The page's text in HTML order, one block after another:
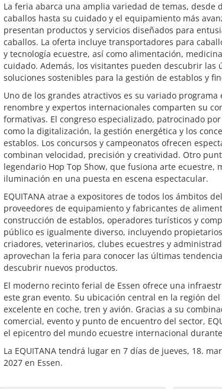
La feria abarca una amplia variedad de temas, desde
caballos hasta su cuidado y el equipamiento más
presentan productos y servicios diseñados para
caballos. La oferta incluye transportadores para
y tecnología ecuestre, así como alimentación,
cuidado. Además, los visitantes pueden descubrir las
soluciones sostenibles para la gestión de establos y
Uno de los grandes atractivos es su variado programa
renombre y expertos internacionales comparten su
formativas. El congreso especializado, patrocinado
como la digitalización, la gestión energética y los
establos. Los concursos y campeonatos ofrecen
combinan velocidad, precisión y creatividad. Otro
legendario Hop Top Show, que fusiona arte ecuestre,
iluminación en una puesta en escena espectacular.
EQUITANA atrae a expositores de todos los ámbitos
proveedores de equipamiento y fabricantes de
construcción de establos, operadores turísticos y
público es igualmente diverso, incluyendo
criadores, veterinarios, clubes ecuestres y
aprovechan la feria para conocer las últimas
descubrir nuevos productos.
El moderno recinto ferial de Essen ofrece una
este gran evento. Su ubicación central en la región
excelente en coche, tren y avión. Gracias a su
comercial, evento y punto de encuentro del sector,
el epicentro del mundo ecuestre internacional
La EQUITANA tendrá lugar en 7 días de jueves, 18.
2027 en Essen.